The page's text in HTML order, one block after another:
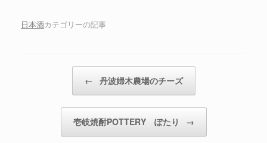
日本酒カテゴリーの記事
← 丹波婦木農場のチーズ
壱岐焼酎POTTERY ぽたり →